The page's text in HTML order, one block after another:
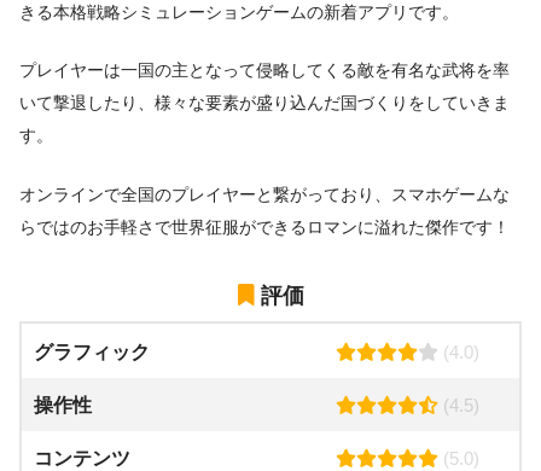
きる本格戦略シミュレーションゲームの新着アプリです。
プレイヤーは一国の主となって侵略してくる敵を有名な武将を率
いて撃退したり、様々な要素が盛り込んだ国づくりをしていきま
す。
オンラインで全国のプレイヤーと繋がっており、スマホゲームな
らではのお手軽さで世界征服ができるロマンに溢れた傑作です！
評価
グラフィック (4.0)
操作性 (4.5)
コンテンツ (5.0)